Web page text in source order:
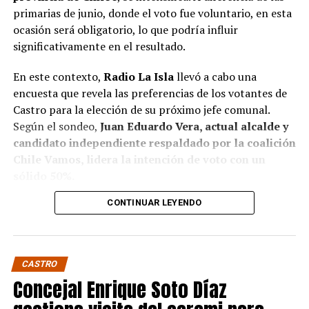
primarias de junio, donde el voto fue voluntario, en esta
ocasión será obligatorio, lo que podría influir
significativamente en el resultado.
En este contexto, Radio La Islallevó a cabo una
encuesta que revela las preferencias de los votantes de
Castro para la elección de su próximo jefe comunal.
Según el sondeo, Juan Eduardo Vera, actual alcalde y
candidato independiente respaldado por la coalición
Chile Vamos, lidera la intención de voto con un
Baltazar Elgueta, candidato del Partido Socialista
segundo lugar con un 41% de apoyo, mientras que
Jaime Guerrero, candidato independiente por el
Partido socialcristiano, se sitúa en un distante 9%.
Estos resultados confirman, de algún modo, pese a que
CONTINUAR LEYENDO
CASTRO
Concejal Enrique Soto Díaz